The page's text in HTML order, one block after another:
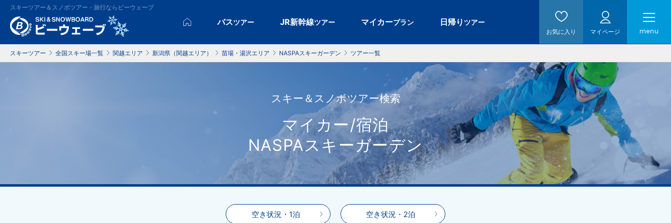
スキーツアー＆スノボツアー・旅行ならビーウェーブ
バスツアー JR新幹線ツアー マイカープラン 日帰り ツアー
お気に入り マイページ menu
スキーツアー 全国スキー場一覧 関越エリア 新潟県（関越エリア） 苗場・湯沢エリア NASPAスキーガーデン ツアー一覧
スキー＆スノボツアー検索
マイカー/宿泊
NASPAスキーガーデン
空き状況・1泊 空き状況・2泊